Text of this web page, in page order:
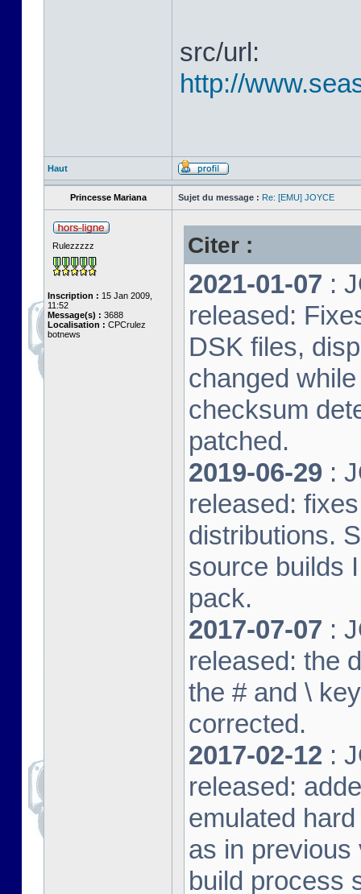
src/url:
http://
Haut
Princesse Mariana Sujet du message : Re: [EMU] JOYCE
Rulezzzzz
Inscription : 15 Jan 2009,
11:52
Message(s) : 3688
Localisation : CPCrulez
botnews
Citer :
2021-01-07 :
released:
DSK files,
changed
checksum
patched.
2019-06-29 :
released:
distributions.
source builds
pack.
2017-07-07 :
released: the
the # and \
corrected.
2017-02-12 :
released:
emulated
as in previous
build process